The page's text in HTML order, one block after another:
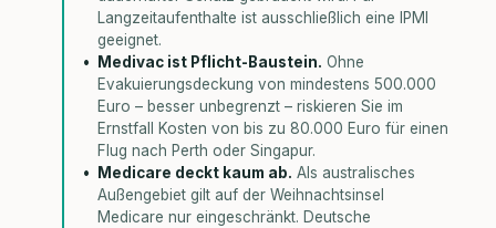
Langzeitaufenthalte ist ausschließlich eine IPMI
geeignet.
Medivac ist Pflicht-Baustein. Ohne
Evakuierungsdeckung von mindestens 500.000
Euro – besser unbegrenzt – riskieren Sie im
Ernstfall Kosten von bis zu 80.000 Euro für einen
Flug nach Perth oder Singapur.
Medicare deckt kaum ab. Als australisches
Außengebiet gilt auf der Weihnachtsinsel
Medicare nur eingeschränkt. Deutsche